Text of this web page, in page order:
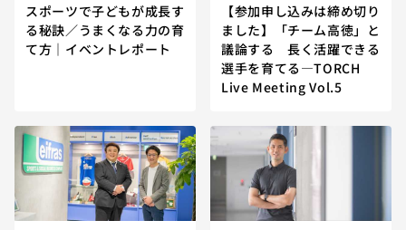
スポーツで子どもが成長す
る秘訣／うまくなる力の育
て方｜イベントレポート
【参加申し込みは締め切り
ました】「チーム高徳」と
議論する 長く活躍できる
選手を育てる—TORCH
Live Meeting Vol.5